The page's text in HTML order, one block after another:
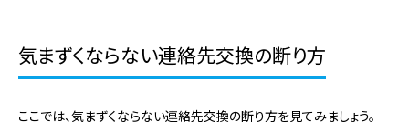
気まずくならない連絡先交換の断り方
ここでは、気まずくならない連絡先交換の断り方を見てみましょう。